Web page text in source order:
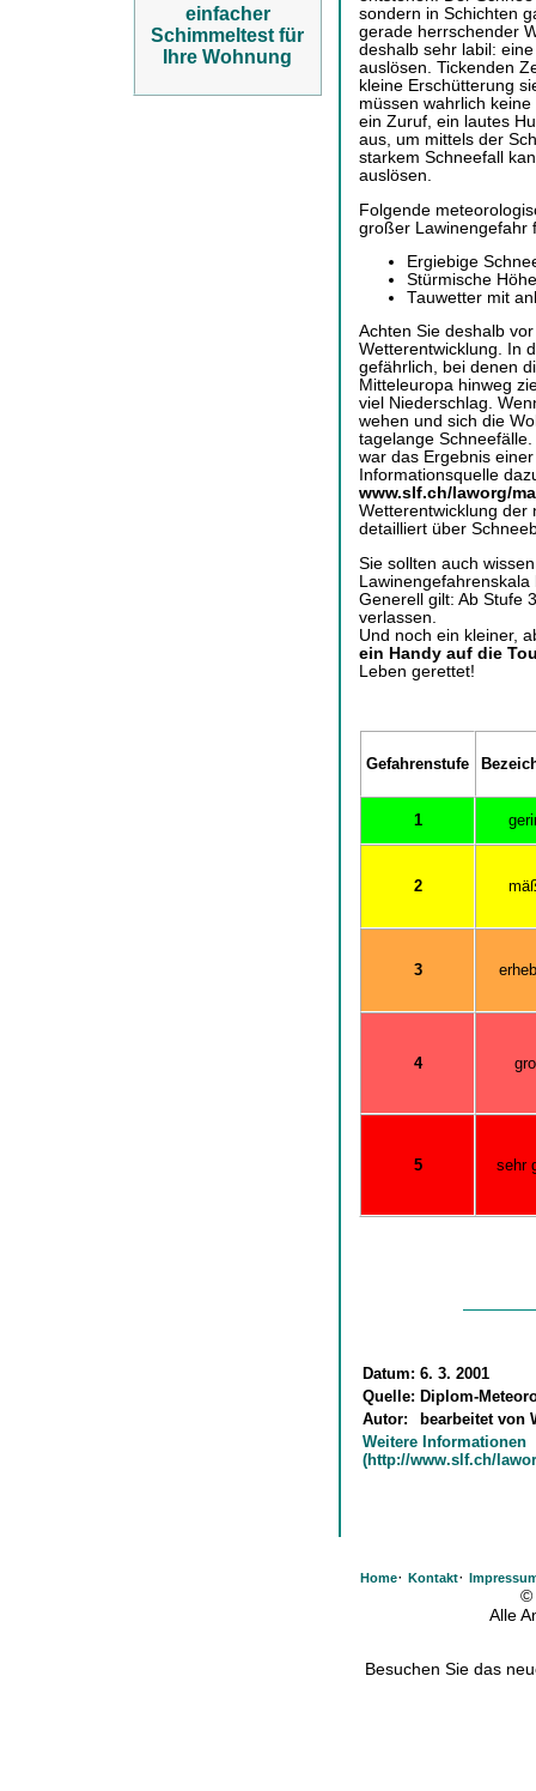
einfacher
Schimmeltest für
Ihre Wohnung
sondern in Schichten
gerade herrschender
deshalb sehr labil:
auslösen. Tickenden
kleine Erschütterung
müssen wahrlich
ein Zuruf, ein lautes
aus, um mittels der
starkem Schneefall
auslösen.
Folgende
großer Lawinengefahr
Ergiebige
Stürmische
Tauwetter mit
Achten Sie deshalb
Wetterentwicklung. In
gefährlich, bei denen
Mitteleuropa hinweg
viel Niederschlag.
wehen und sich die
tagelange
war das Ergebnis
Informationsquelle
www.slf.ch/laworg/
Wetterentwicklung der
detailliert über
Sie sollten auch
Generell gilt: Ab Stufe
verlassen.
Und noch ein kleiner,
ein Handy auf die
Leben gerettet!
Gefahrenstufe
1
2
3
4
5 sehr
Datum: 6. 3. 2001
Quelle: Diplom-
Autor:
bearbeitet von
Weitere Informationen
(http://www.slf.ch/
Home· Kontakt·
©
Alle
Besuchen Sie das